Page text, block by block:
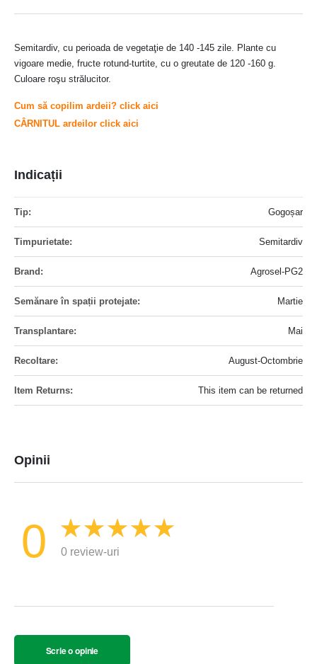
Semitardiv, cu perioada de vegetaţie de 140 -145 zile. Plante cu
vigoare medie, fructe rotund-turtite, cu o greutate de 120 -160 g.
Culoare roşu strălucitor.
Cum să copilim ardeii? click aici
CÂRNITUL ardeilor click aici
Indicații
multe
Gogoșar
Semitardiv
Agrosel-PG2
Martie
Mai
August-Octombrie
This item can be returned
Opinii
0 0 review-uri
Scrie o opinie